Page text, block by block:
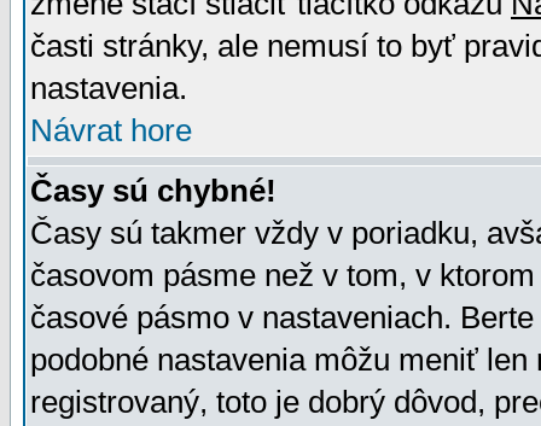
časti stránky, ale nemusí to byť
nastavenia.
Návrat hore
Časy sú chybné!
Časy sú takmer vždy v poriadku,
časovom pásme než v tom, v
časové pásmo v nastaveniach.
podobné nastavenia môžu meniť
registrovaný, toto je dobrý dôvod,